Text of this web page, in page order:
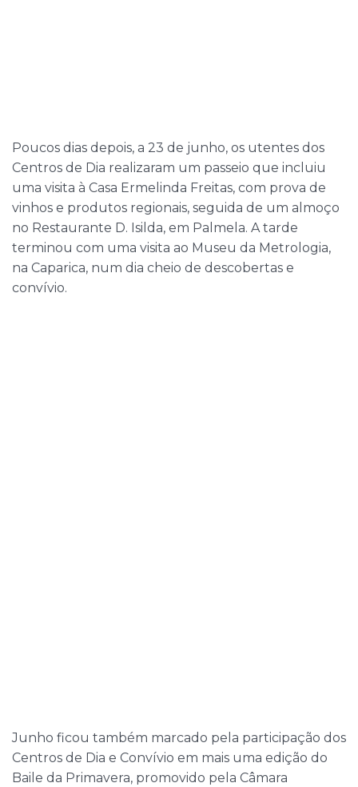
Poucos dias depois, a 23 de junho, os utentes dos
Centros de Dia realizaram um passeio que incluiu
uma visita à Casa Ermelinda Freitas, com prova de
vinhos e produtos regionais, seguida de um almoço
no Restaurante D. Isilda, em Palmela. A tarde
terminou com uma visita ao Museu da Metrologia,
na Caparica, num dia cheio de descobertas e
convívio.
Junho ficou também marcado pela participação dos
Centros de Dia e Convívio em mais uma edição do
Baile da Primavera, promovido pela Câmara